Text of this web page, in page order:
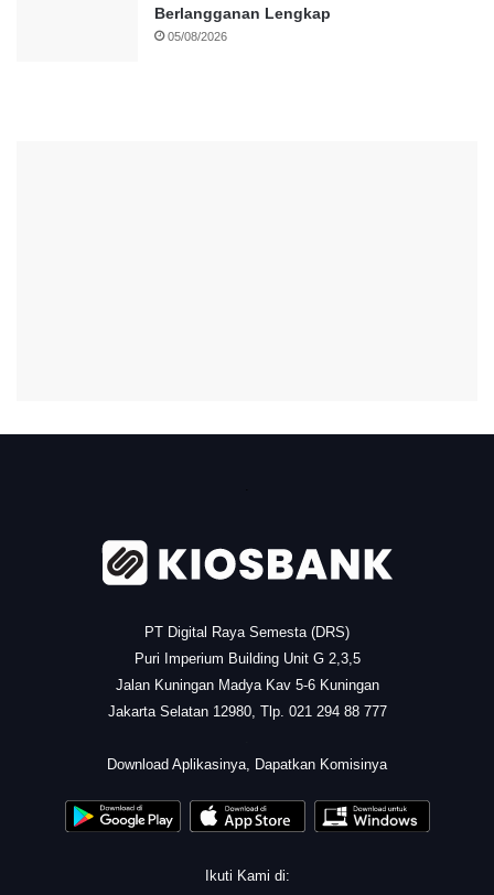
Berlangganan Lengkap
05/08/2026
PT Digital Raya Semesta (DRS)
Puri Imperium Building Unit G 2,3,5
Jalan Kuningan Madya Kav 5-6 Kuningan
Jakarta Selatan 12980, Tlp. 021 294 88 777
Download Aplikasinya, Dapatkan Komisinya
Ikuti Kami di: